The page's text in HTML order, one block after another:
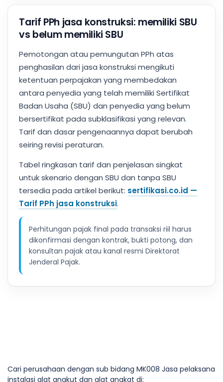
Tarif PPh jasa konstruksi: memiliki SBU
vs belum memiliki SBU
Pemotongan atau pemungutan PPh atas
penghasilan dari jasa konstruksi mengikuti
ketentuan perpajakan yang membedakan
antara penyedia yang telah memiliki Sertifikat
Badan Usaha (SBU) dan penyedia yang belum
bersertifikat pada subklasifikasi yang relevan.
Tarif dan dasar pengenaannya dapat berubah
seiring revisi peraturan.
Tabel ringkasan tarif dan penjelasan singkat
untuk skenario dengan SBU dan tanpa SBU
tersedia pada artikel berikut: sertifikasi.co.id —
Tarif PPh jasa konstruksi.
Perhitungan pajak final pada transaksi riil harus
dikonfirmasi dengan kontrak, bukti potong, dan
konsultan pajak atau kanal resmi Direktorat
Jenderal Pajak.
Cari perusahaan dengan sub bidang MK008 Jasa pelaksana
instalasi alat angkut dan alat angkat di: